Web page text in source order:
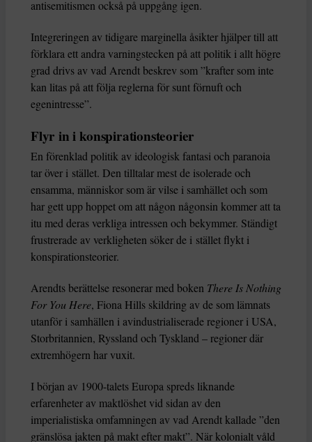
antisemitismen också på uppgång igen.
Integreringen av tidigare marginella åsikter hjälper till att
förklara ett andra varningstecken på att politik i allt högre
grad drivs av vad Arendt beskrev som ”krafter som inte
kan litas på att följa reglerna för sunt förnuft och
egenintresse”.
Flyr in i konspirationsteorier
En förenklad politik av ideologisk fantasi och paranoia
tar över i stället. Den tilltalar mest de isolerade och
ensamma, människor som är vilse i samhället och som
har gett upp hoppet om att någon någonsin kommer att ta
itu med deras verkliga intressen och bekymmer. Ständigt
frustrerade av verkligheten söker de i stället flykt i
konspirationsteorier.
Arendts berättelse resonerar med boken There Is Nothing
For You Here, Fiona Hills skildring av de som lämnats
utanför i samhällen i avindustrialiserade regioner i USA,
Storbritannien, Ryssland och Tyskland – regioner där
extremhögern har vuxit.
I början av 1900-talets Europa spreds liknande
erfarenheter av maktlöshet vid sidan av den
imperialistiska omfamningen av vad Arendt kallade ”den
gränslösa jakten på makt efter makt”. När kolonialt våld